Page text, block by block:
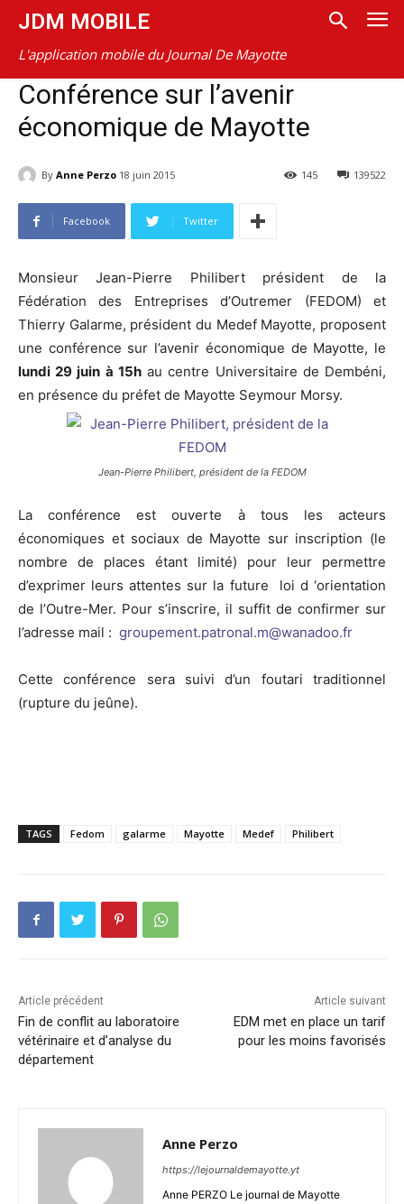
JDM MOBILE
L'application mobile du Journal De Mayotte
Conférence sur l’avenir
économique de Mayotte
By Anne Perzo 18 juin 2015 139522
145
Facebook Twitter
Monsieur Jean-Pierre Philibert président de la
Fédération des Entreprises d’Outremer (FEDOM) et
Thierry Galarme, président du Medef Mayotte, proposent
une conférence sur l’avenir économique de Mayotte, le
lundi 29 juin à 15hau centre Universitaire de Dembéni,
en présence du préfet de Mayotte Seymour Morsy.
Jean-Pierre Philibert, président de la FEDOM
La conférence est ouverte à tous les acteurs
économiques et sociaux de Mayotte sur inscription (le
nombre de places étant limité) pour leur permettre
d’exprimer leurs attentes sur la future loi d ‘orientation
de l’Outre-Mer. Pour s’inscrire, il suffit de confirmer sur
l’adresse mail : groupement.patronal.m@wanadoo.fr
Cette conférence sera suivi d’un foutari traditionnel
(rupture du jeûne).
TAGS Fedom galarme Mayotte Medef Philibert
Article précédent
Fin de conflit au laboratoire
vétérinaire et d’analyse du
département
Article suivant
EDM met en place un tarif
pour les moins favorisés
Anne Perzo
https://lejournaldemayotte.yt
Anne PERZO Le journal de Mayotte